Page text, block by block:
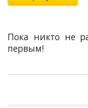
Пока никто не
первым!